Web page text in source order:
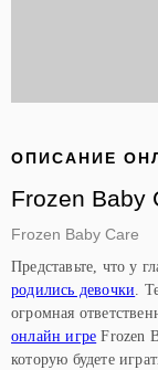
ОПИСАНИЕ
Frozen Baby
Frozen Baby Care
Представьте, что у
родились девочки .
огромная
онлайн игре Frozen
которую будете